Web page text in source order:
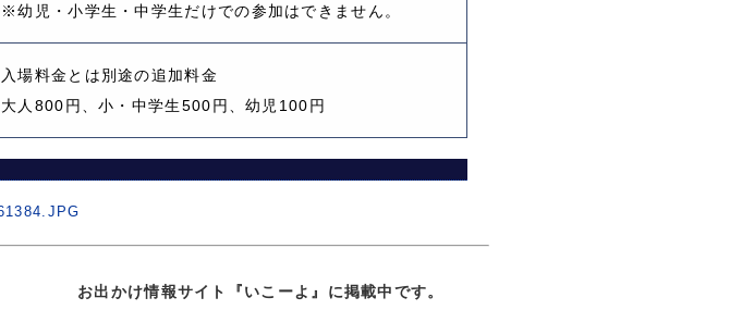
※幼児・小学生・中学生だけでの参加はできません。
入場料金とは別途の追加料金
大人800円、小・中学生500円、幼児100円
お出かけ情報サイト『いこーよ』に掲載中です。